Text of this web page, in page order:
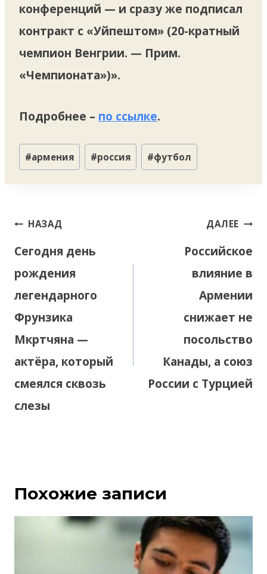
конференций — и сразу же подписал
контракт с «Уйпештом» (20-кратный
чемпион Венгрии. — Прим.
«Чемпионата»)».
Подробнее – по ссылке.
Метки
записи:
#армения #россия #футбол
Навигация
записям
НАЗАД
Сегодня день
рождения
легендарного
Фрунзика
Мкртчяна —
актёра, который
смеялся сквозь
слезы
ДАЛЕЕ
Российское
влияние в
Армении
снижает не
посольство
Канады, а союз
России с Турцией
Похожие записи